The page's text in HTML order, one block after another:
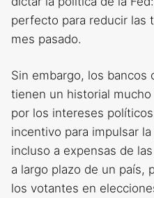
perfecto para reducir las
mes pasado.
Sin embargo, los bancos
tienen un historial
por los intereses
incentivo para impulsar
incluso a expensas de
a largo plazo de un país,
los votantes en